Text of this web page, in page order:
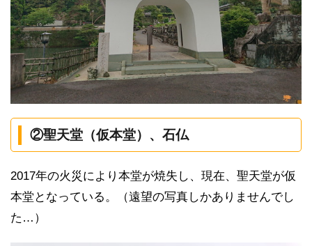
②聖天堂（仮本堂）、石仏
2017年の火災により本堂が焼失し、現在、聖天堂が仮
本堂となっている。（遠望の写真しかありませんでし
た…）